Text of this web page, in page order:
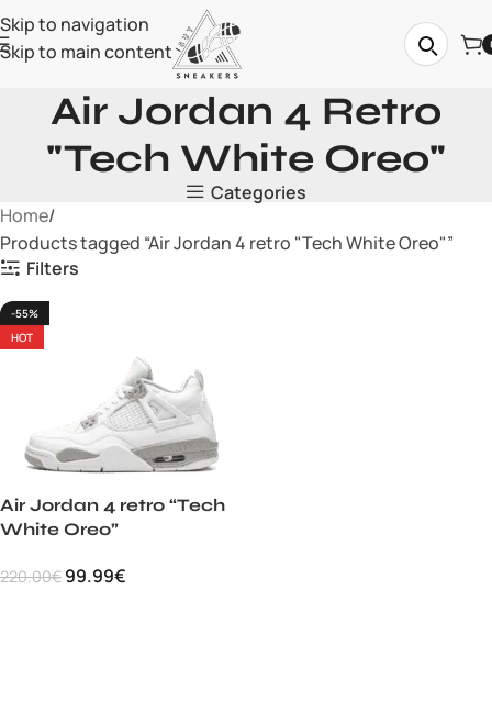
Skip to navigation
Skip to main content
Air Jordan 4 Retro
"Tech White Oreo"
Categories
Home
Products tagged “Air Jordan 4 retro "Tech White Oreo"”
Filters
-55%
HOT
Air Jordan 4 retro “Tech
White Oreo”
220.00€ 99.99€